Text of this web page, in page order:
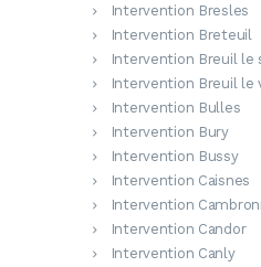
Intervention Bresles
Intervention Breteuil
Intervention Breuil le
Intervention Breuil le
Intervention Bulles
Intervention Bury
Intervention Bussy
Intervention Caisnes
Intervention
Intervention Candor
Intervention Canly